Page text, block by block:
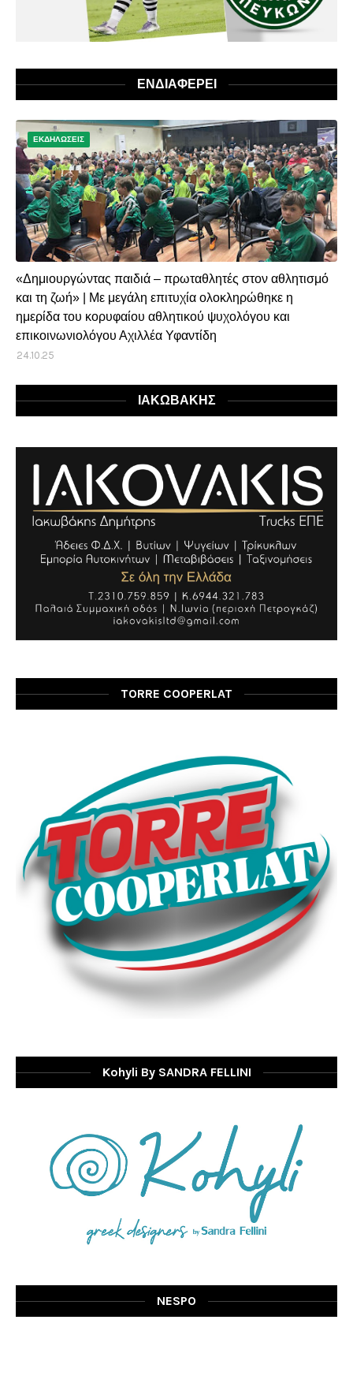
ΕΝΔΙΑΦΕΡΕΙ
ΕΚΔΗΛΩΣΕΙΣ
«Δημιουργώντας παιδιά – πρωταθλητές στον αθλητισμό
και τη ζωή» | Με μεγάλη επιτυχία ολοκληρώθηκε η
ημερίδα του κορυφαίου αθλητικού ψυχολόγου και
επικοινωνιολόγου Αχιλλέα Υφαντίδη
24.10.25
ΙΑΚΩΒΑΚΗΣ
TORRE COOPERLAT
Kohyli By SANDRA FELLINI
NESPO